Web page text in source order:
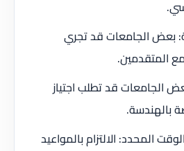
بعض الجامعات قد تجري
المتقدمين.
الجامعات قد تطلب اجتياز
بالهندسة.
المحدد: الالتزام بالمواعيد